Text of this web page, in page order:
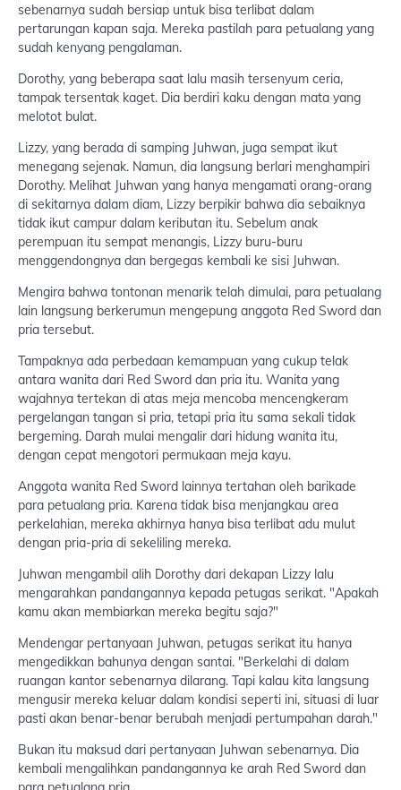
sebenarnya sudah bersiap untuk bisa terlibat dalam
pertarungan kapan saja. Mereka pastilah para petualang yang
sudah kenyang pengalaman.
Dorothy, yang beberapa saat lalu masih tersenyum ceria,
tampak tersentak kaget. Dia berdiri kaku dengan mata yang
melotot bulat.
Lizzy, yang berada di samping Juhwan, juga sempat ikut
menegang sejenak. Namun, dia langsung berlari menghampiri
Dorothy. Melihat Juhwan yang hanya mengamati orang-orang
di sekitarnya dalam diam, Lizzy berpikir bahwa dia sebaiknya
tidak ikut campur dalam keributan itu. Sebelum anak
perempuan itu sempat menangis, Lizzy buru-buru
menggendongnya dan bergegas kembali ke sisi Juhwan.
Mengira bahwa tontonan menarik telah dimulai, para petualang
lain langsung berkerumun mengepung anggota Red Sword dan
pria tersebut.
Tampaknya ada perbedaan kemampuan yang cukup telak
antara wanita dari Red Sword dan pria itu. Wanita yang
wajahnya tertekan di atas meja mencoba mencengkeram
pergelangan tangan si pria, tetapi pria itu sama sekali tidak
bergeming. Darah mulai mengalir dari hidung wanita itu,
dengan cepat mengotori permukaan meja kayu.
Anggota wanita Red Sword lainnya tertahan oleh barikade
para petualang pria. Karena tidak bisa menjangkau area
perkelahian, mereka akhirnya hanya bisa terlibat adu mulut
dengan pria-pria di sekeliling mereka.
Juhwan mengambil alih Dorothy dari dekapan Lizzy lalu
mengarahkan pandangannya kepada petugas serikat. "Apakah
kamu akan membiarkan mereka begitu saja?"
Mendengar pertanyaan Juhwan, petugas serikat itu hanya
mengedikkan bahunya dengan santai. "Berkelahi di dalam
ruangan kantor sebenarnya dilarang. Tapi kalau kita langsung
mengusir mereka keluar dalam kondisi seperti ini, situasi di luar
pasti akan benar-benar berubah menjadi pertumpahan darah."
Bukan itu maksud dari pertanyaan Juhwan sebenarnya. Dia
kembali mengalihkan pandangannya ke arah Red Sword dan